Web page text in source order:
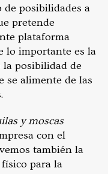
de posibilidades a
pretende
plataforma
lo importante es la
la posibilidad de
se alimente de las
y moscas
con el
también la
para la